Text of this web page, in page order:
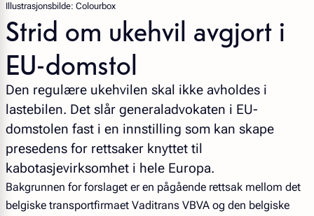
Illustrasjonsbilde: Colourbox
Strid om ukehvil avgjort i
EU-domstol
Den regulære ukehvilen skal ikke avholdes i
lastebilen. Det slår generaladvokaten i EU-
domstolen fast i en innstilling som kan skape
presedens for rettsaker knyttet til
kabotasjevirksomhet i hele Europa.
Bakgrunnen for forslaget er en pågående rettsak mellom det
belgiske transportfirmaet Vaditrans VBVA og den belgiske